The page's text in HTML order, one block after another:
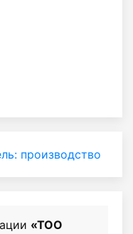
производство
«ТОО